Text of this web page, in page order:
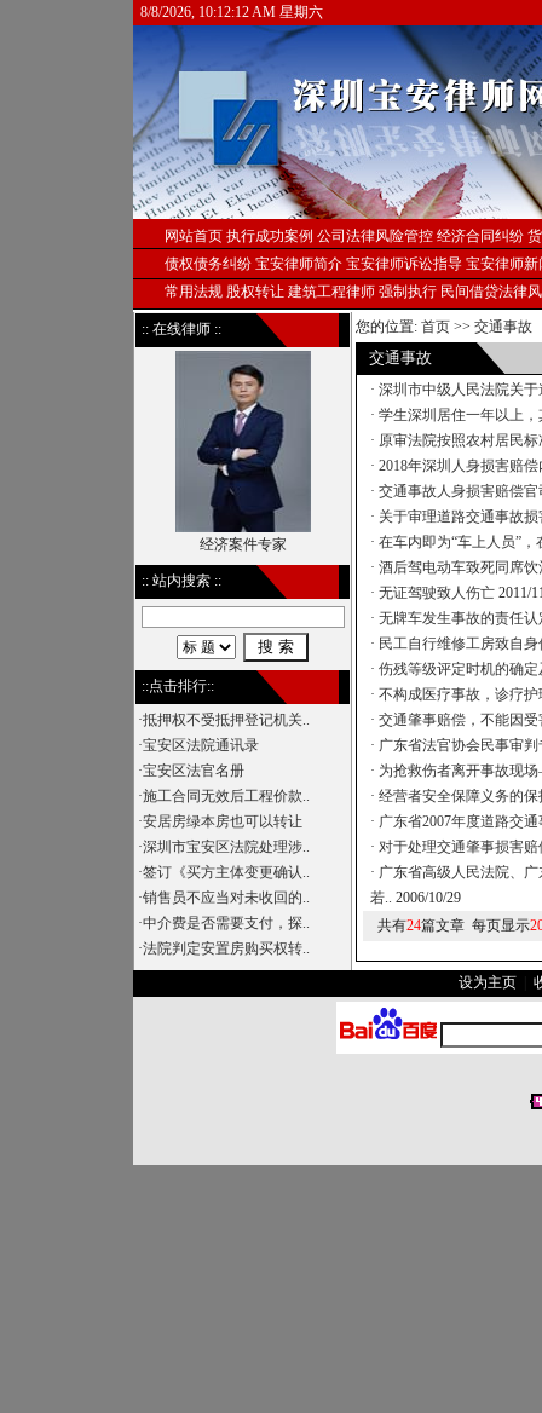
8/8/2026, 10:12:13 AM 星期六
网站首页 执行成功案例 公司法律风险管控 经济合同纠纷
债权债务纠纷 宝安律师简介 宝安律师诉讼指导 宝安律师新
常用法规 股权转让 建筑工程律师 强制执行 民间借贷法律
:: 在线律师 ::
经济案件专家
:: 站内搜索 ::
::点击排行::
·抵押权不受抵押登记机关..
·宝安区法院通讯录
·宝安区法官名册
·施工合同无效后工程价款..
·安居房绿本房也可以转让
·深圳市宝安区法院处理涉..
·签订《买方主体变更确认..
·销售员不应当对未收回的..
·中介费是否需要支付，探..
·法院判定安置房购买权转..
您的位置: 首页 >> 交通事故
交通事故
· 深圳市中级人民法院关
· 学生深圳居住一年以上
· 原审法院按照农村居民
· 2018年深圳人身损害赔偿
· 交通事故人身损害赔偿官
· 关于审理道路交通事故
· 在车内即为“车上人员”，
· 酒后驾电动车致死同席
· 无证驾驶致人伤亡 2011/
· 无牌车发生事故的责任认
· 民工自行维修工房致自
· 伤残等级评定时机的确
· 不构成医疗事故，诊疗
· 交通肇事赔偿，不能因
· 广东省法官协会民事审
· 为抢救伤者离开事故现
· 经营者安全保障义务的
· 广东省2007年度道路交
· 对于处理交通肇事损害
· 广东省高级人民法院、
若.. 2006/10/29
共有24篇文章 每页显示
设为主页